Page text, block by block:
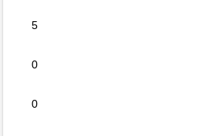
5
0
0